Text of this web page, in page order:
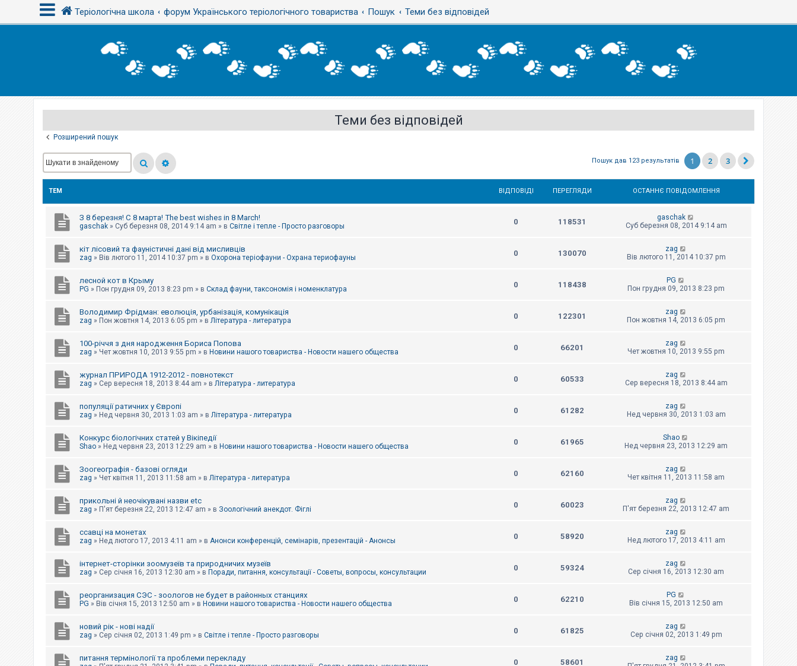
Теріологічна школа форум Українського теріологічного товариства Пошук Теми без відповідей
Теми без відповідей
Розширений пошук
Пошук дав 123 результатів 1 2 3
ТЕМ ВІДПОВІДІ ПЕРЕГЛЯДИ ОСТАННЄ ПОВІДОМЛЕННЯ
З 8 березня! С 8 марта! The best wishes in 8 March!
gaschak » Суб березня 08, 2014 9:14 am » в Світле і тепле - Просто разговоры 0 118531
gaschak
Суб березня 08, 2014 9:14 am
кіт лісовий та фауністичні дані від мисливців
zag » Вів лютого 11, 2014 10:37 pm » в Охорона теріофауни - Охрана териофауны 0 130070
zag
Вів лютого 11, 2014 10:37 pm
лесной кот в Крыму
PG » Пон грудня 09, 2013 8:23 pm » в Склад фауни, таксономія і номенклатура 0 118438
PG
Пон грудня 09, 2013 8:23 pm
Володимир Фрідман: еволюція, урбанізація, комунікація
zag » Пон жовтня 14, 2013 6:05 pm » в Література - литература 0 122301
zag
Пон жовтня 14, 2013 6:05 pm
100-річчя з дня народження Бориса Попова
zag » Чет жовтня 10, 2013 9:55 pm » в Новини нашого товариства - Новости нашего общества 0 66201
zag
Чет жовтня 10, 2013 9:55 pm
журнал ПРИРОДА 1912-2012 - повнотекст
zag » Сер вересня 18, 2013 8:44 am » в Література - литература 0 60533
zag
Сер вересня 18, 2013 8:44 am
популяції ратичних у Європі
zag » Нед червня 30, 2013 1:03 am » в Література - литература 0 61282
zag
Нед червня 30, 2013 1:03 am
Конкурс біологічних статей у Вікіпедії
Shao » Нед червня 23, 2013 12:29 am » в Новини нашого товариства - Новости нашего общества 0 61965
Shao
Нед червня 23, 2013 12:29 am
Зоогеографія - базові огляди
zag » Чет квітня 11, 2013 11:58 am » в Література - литература 0 62160
zag
Чет квітня 11, 2013 11:58 am
прикольні й неочікувані назви etc
zag » П'ят березня 22, 2013 12:47 am » в Зоологічний анекдот. Фіглі 0 60023
zag
П'ят березня 22, 2013 12:47 am
ссавці на монетах
zag » Нед лютого 17, 2013 4:11 am » в Анонси конференцій, семінарів, презентацій - Анонсы 0 58920
zag
Нед лютого 17, 2013 4:11 am
інтернет-сторінки зоомузеїв та природничих музеїв
zag » Сер січня 16, 2013 12:30 am » в Поради, питання, консультації - Советы, вопросы, консультации 0 59324
zag
Сер січня 16, 2013 12:30 am
реорганизация СЭС - зоологов не будет в районных станциях
PG » Вів січня 15, 2013 12:50 am » в Новини нашого товариства - Новости нашего общества 0 62210
PG
Вів січня 15, 2013 12:50 am
новий рік - нові надії
zag » Сер січня 02, 2013 1:49 pm » в Світле і тепле - Просто разговоры 0 61825
zag
Сер січня 02, 2013 1:49 pm
питання термінології та проблеми перекладу 0 58601
zag